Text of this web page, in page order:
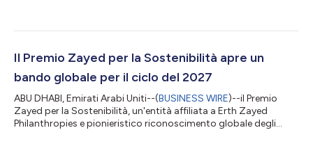
provenienti da 177 paesi nelle sue sei categorie: Salute,
superiori globali. Giunto ormai alla sua 18a edizione, il Premio
Il Premio Zayed per la Sostenibilità apre un
bando globale per il ciclo del 2027
ABU DHABI, Emirati Arabi Uniti--(BUSINESS WIRE)--il Premio
Zayed per la Sostenibilità, un'entità affiliata a Erth Zayed
Philanthropies e pionieristico riconoscimento globale degli